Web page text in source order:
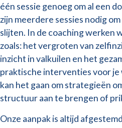
één sessie genoeg om al een
zijn meerdere sessies nodig
slijten. In de coaching werken
zoals: het vergroten van
inzicht in valkuilen en het
praktische interventies voor
kan het gaan om strategieën
structuur aan te brengen of
Onze aanpak is altijd